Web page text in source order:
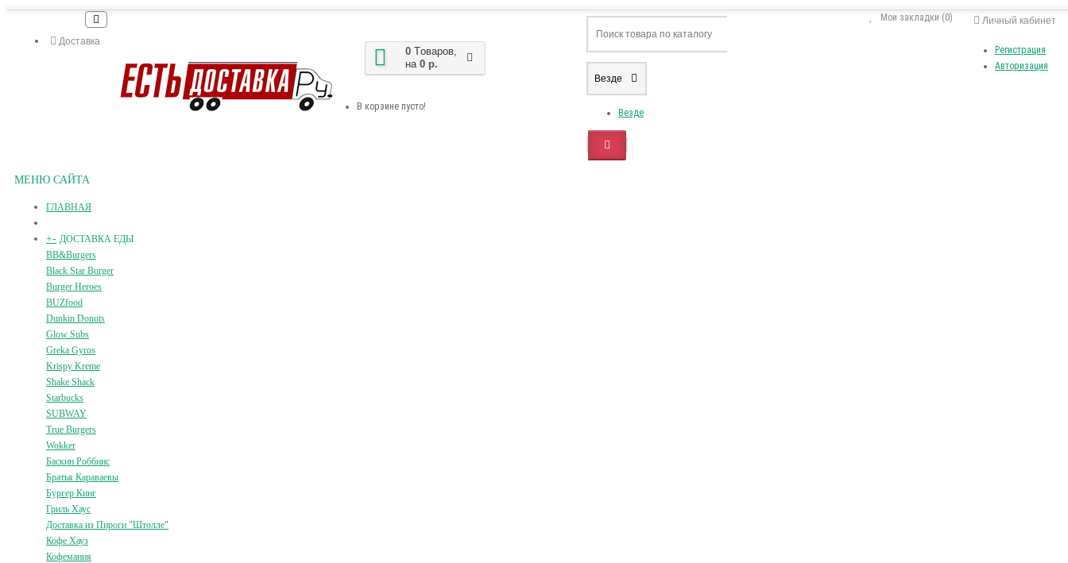
Доставка
Личный кабинет
Регистрация
Авторизация
Мои закладки (0)
0 Tоваров,
на 0 р.
В корзине пусто!
Везде
Везде
МЕНЮ САЙТА
ГЛАВНАЯ
+- ДОСТАВКА ЕДЫ
BB&Burgers
Black Star Burger
Burger Heroes
BUZfood
Dunkin Donuts
Glow Subs
Greka Gyros
Krispy Kreme
Shake Shack
Starbucks
SUBWAY
True Burgers
Wokker
Баскин Роббинс
Братья Караваевы
Бургер Кинг
Гриль Хаус
Доставка из Пироги "Штолле"
Кофе Хауз
Кофемания